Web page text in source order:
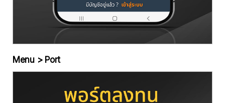
Menu > Port